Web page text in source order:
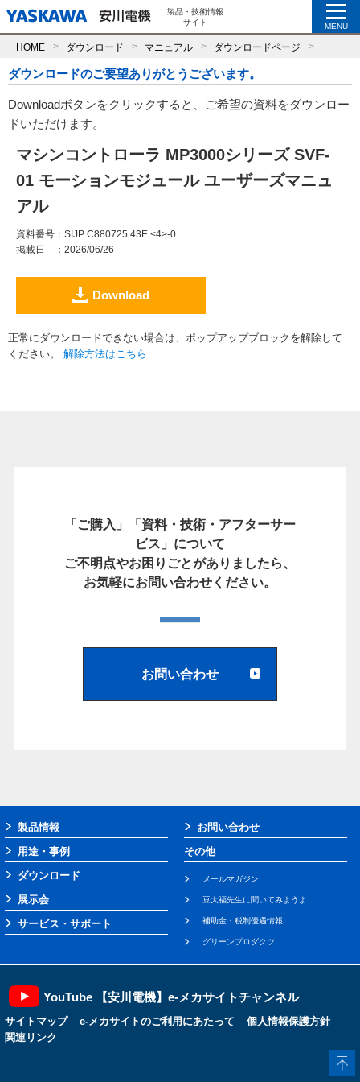
製品・技術情報
サイト
MENU
HOME ダウンロード マニュアル ダウンロードページ
ダウンロードのご要望ありがとうございます。
Downloadボタンをクリックすると、ご希望の資料をダウンロー
ドいただけます。
マシンコントローラ MP3000シリーズ SVF-
01 モーションモジュール ユーザーズマニュ
アル
資料番号 ：SIJP C880725 43E <4>-0
掲載日
：2026/06/26
Download
正常にダウンロードできない場合は、ポップアップブロックを解除して
ください。 解除方法はこちら
「ご購入」「資料・技術・アフターサー
ビス」について
ご不明点やお困りごとがありましたら、
お気軽にお問い合わせください。
お問い合わせ
製品情報
用途・事例
ダウンロード
展示会
サービス・サポート
お問い合わせ
その他
メールマガジン
豆大福先生に聞いてみようよ
補助金・税制優遇情報
グリーンプロダクツ
YouTube 【安川電機】e-メカサイトチャンネル
サイトマップ e-メカサイトのご利用にあたって
個人情報保護方針
関連リンク